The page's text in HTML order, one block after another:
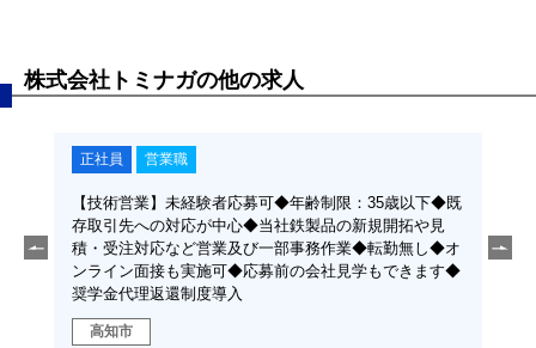
株式会社トミナガの他の求人
理
正社員 営業職
【技術営業】未経験者応募可◆年齢制限：35歳以下◆既
存取引先への対応が中心◆当社鉄製品の新規開拓や見
積・受注対応など営業及び一部事務作業◆転勤無し◆オ
ンライン面接も実施可◆応募前の会社見学もできます◆
奨学金代理返還制度導入
高知市
得支